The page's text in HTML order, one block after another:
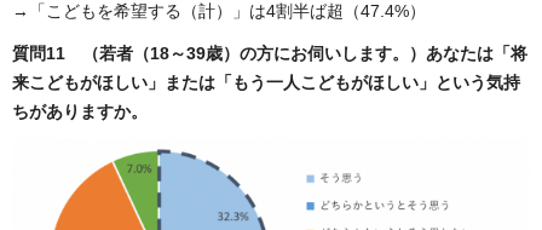
→「こどもを希望する（計）」は4割半ば超（47.4%）
質問11 （若者（18～39歳）の方にお伺いします。）あなたは「将
来こどもがほしい」または「もう一人こどもがほしい」という気持
ちがありますか。